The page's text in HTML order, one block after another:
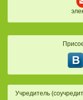
Учредитель